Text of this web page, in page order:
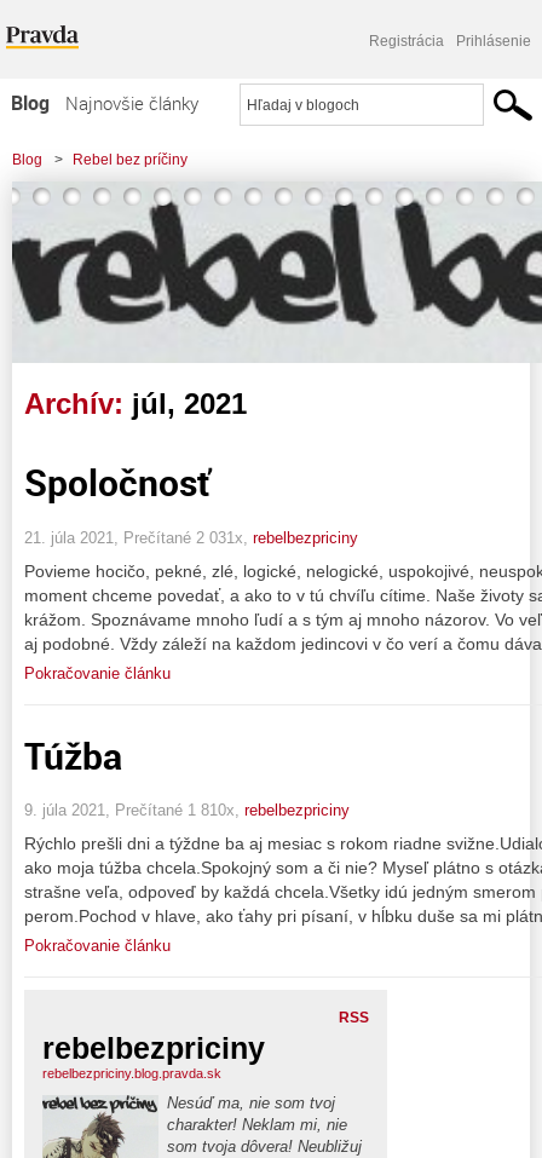
Registrácia Prihlásenie
Blog
Najnovšie články
Najčítanejšie články
Najkomentovanejšie články
Zoznam blogov
Komerčné blogy
Blog > Rebel bez príčiny
Archív: júl, 2021
Spoločnosť
21. júla 2021, Prečítané 2 031x, rebelbezpriciny
Povieme hocičo, pekné, zlé, logické, nelogické, uspokojivé,
moment chceme povedať, a ako to v tú chvíľu cítime. Naše životy
krážom. Spoznávame mnoho ľudí a s tým aj mnoho názorov. Vo
aj podobné. Vždy záleží na každom jedincovi v čo verí a čomu
Pokračovanie článku
Túžba
9. júla 2021, Prečítané 1 810x, rebelbezpriciny
Rýchlo prešli dni a týždne ba aj mesiac s rokom riadne
ako moja túžba chcela.Spokojný som a či nie? Myseľ plátno s
strašne veľa, odpoveď by každá chcela.Všetky idú jedným
perom.Pochod v hlave, ako ťahy pri písaní, v hĺbku duše sa mi
Pokračovanie článku
RSS
rebelbezpriciny
rebelbezpriciny.blog.pravda.sk
Nesúď ma, nie som tvoj
charakter! Neklam mi, nie
som tvoja dôvera! Neubližuj